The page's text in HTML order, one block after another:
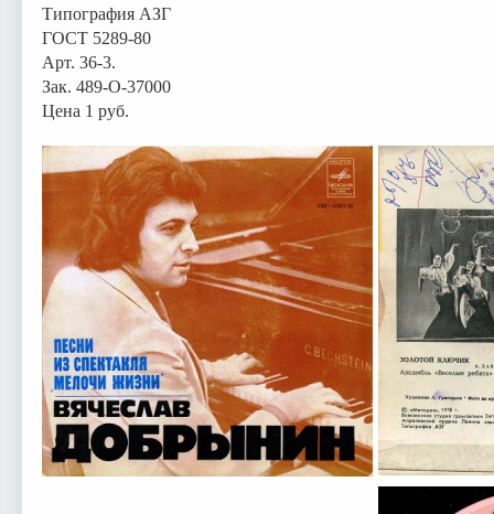
Типография АЗГ
ГОСТ 5289-80
Арт. 36-3.
Зак. 489-О-37000
Цена 1 руб.